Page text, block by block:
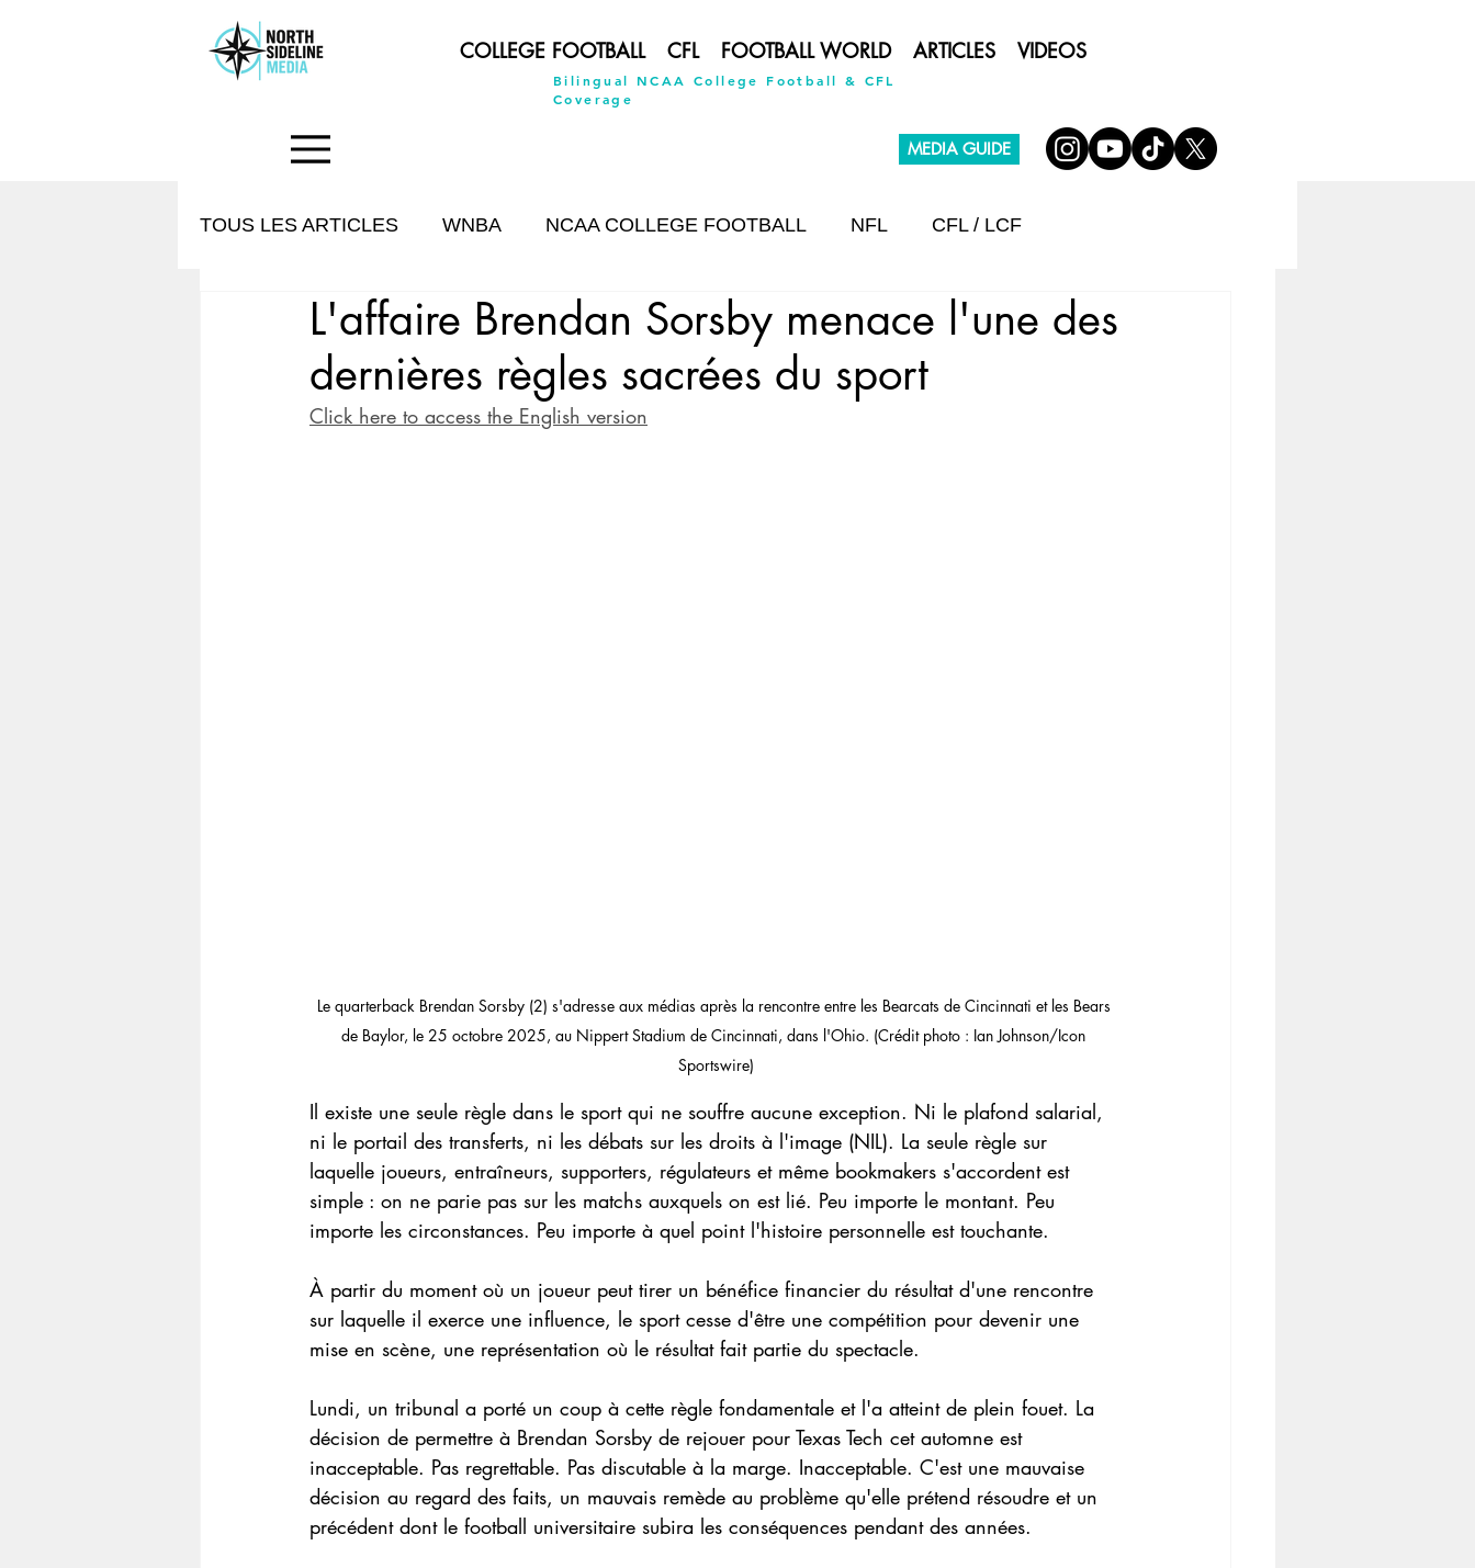
COLLEGE FOOTBALL CFL FOOTBALL WORLD ARTICLES VIDEOS
Bilingual NCAA College Football & CFL
Coverage
MEDIA GUIDE
TOUS LES ARTICLES WNBA NCAA COLLEGE FOOTBALL NFL CFL / LCF
HISTOIRE & CULTURE INTERVIEW
L'affaire Brendan Sorsby menace l'une des
dernières règles sacrées du sport
Click here to access the English version
Le quarterback Brendan Sorsby (2) s'adresse aux médias après la rencontre entre les Bearcats de Cincinnati et les Bears
de Baylor, le 25 octobre 2025, au Nippert Stadium de Cincinnati, dans l'Ohio. (Crédit photo : Ian Johnson/Icon
Sportswire)
Il existe une seule règle dans le sport qui ne souffre aucune exception. Ni le plafond salarial,
ni le portail des transferts, ni les débats sur les droits à l'image (NIL). La seule règle sur
laquelle joueurs, entraîneurs, supporters, régulateurs et même bookmakers s'accordent est
simple : on ne parie pas sur les matchs auxquels on est lié. Peu importe le montant. Peu
importe les circonstances. Peu importe à quel point l'histoire personnelle est touchante.
À partir du moment où un joueur peut tirer un bénéfice financier du résultat d'une rencontre
sur laquelle il exerce une influence, le sport cesse d'être une compétition pour devenir une
mise en scène, une représentation où le résultat fait partie du spectacle.
Lundi, un tribunal a porté un coup à cette règle fondamentale et l'a atteint de plein fouet. La
décision de permettre à Brendan Sorsby de rejouer pour Texas Tech cet automne est
inacceptable. Pas regrettable. Pas discutable à la marge. Inacceptable. C'est une mauvaise
décision au regard des faits, un mauvais remède au problème qu'elle prétend résoudre et un
précédent dont le football universitaire subira les conséquences pendant des années.